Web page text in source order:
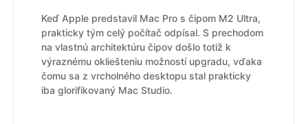
Keď Apple predstavil Mac Pro s čipom M2 Ultra,
prakticky tým celý počítač odpísal. S prechodom
na vlastnú architektúru čipov došlo totiž k
výraznému okliešteniu možností upgradu, vďaka
čomu sa z vrcholného desktopu stal prakticky
iba glorifikovaný Mac Studio.